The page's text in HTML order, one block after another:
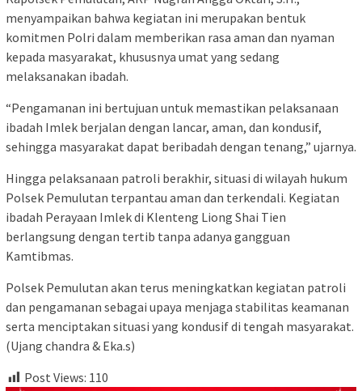
menyampaikan bahwa kegiatan ini merupakan bentuk
komitmen Polri dalam memberikan rasa aman dan nyaman
kepada masyarakat, khususnya umat yang sedang
melaksanakan ibadah.
“Pengamanan ini bertujuan untuk memastikan pelaksanaan
ibadah Imlek berjalan dengan lancar, aman, dan kondusif,
sehingga masyarakat dapat beribadah dengan tenang,” ujarnya.
Hingga pelaksanaan patroli berakhir, situasi di wilayah hukum
Polsek Pemulutan terpantau aman dan terkendali. Kegiatan
ibadah Perayaan Imlek di Klenteng Liong Shai Tien
berlangsung dengan tertib tanpa adanya gangguan
Kamtibmas.
Polsek Pemulutan akan terus meningkatkan kegiatan patroli
dan pengamanan sebagai upaya menjaga stabilitas keamanan
serta menciptakan situasi yang kondusif di tengah masyarakat.
(Ujang chandra & Eka.s)
Post Views: 110